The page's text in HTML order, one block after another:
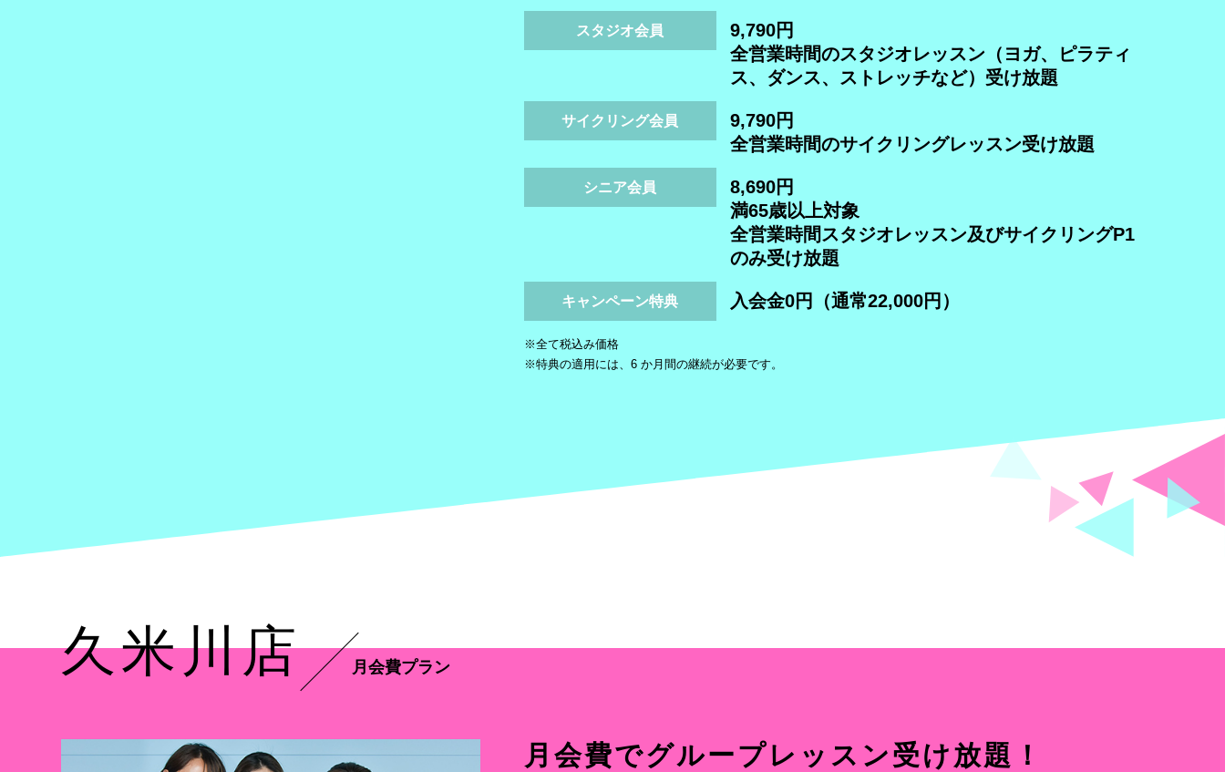
スタジオ会員
9,790円
全営業時間のスタジオレッスン（ヨガ、ピラティ
ス、ダンス、ストレッチなど）受け放題
サイクリング会員
9,790円
全営業時間のサイクリングレッスン受け放題
シニア会員
8,690円
満65歳以上対象
全営業時間スタジオレッスン及びサイクリングP1
のみ受け放題
キャンペーン特典 入会金0円（通常22,000円）
※全て税込み価格
※特典の適用には、6 か月間の継続が必要です。
久米川店 月会費プラン
月会費でグループレッスン受け放題！